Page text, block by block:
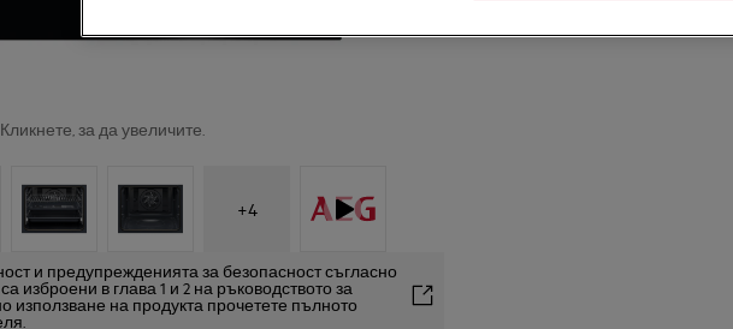
Кликнете, за да увеличите.
+4
и предупрежденията за безопасност съгласно
изброени в глава 1 и 2 на ръководството за
използване на продукта прочетете пълното